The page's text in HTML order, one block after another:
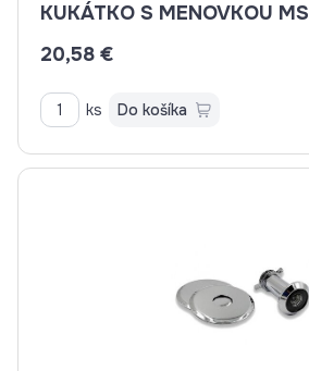
KUKÁTKO S MENOVKOU MS
20,58 €
ks Do košíka